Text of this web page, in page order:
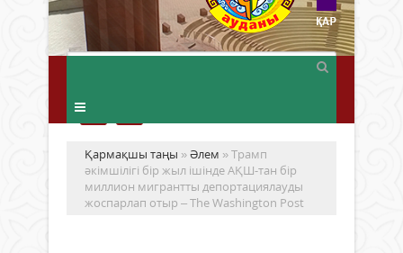
Қармақшы таңы »Әлем » Трамп
әкімшілігі бір жыл ішінде АҚШ-тан бір
миллион мигрантты депортациялауды
жоспарлап отыр – The Washington Post